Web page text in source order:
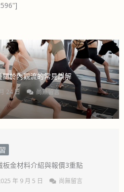
於內觀流的常見誤解
24 日 尚無留言
板金材料介紹與報價3重點
年 9 月 5 日 尚無留言